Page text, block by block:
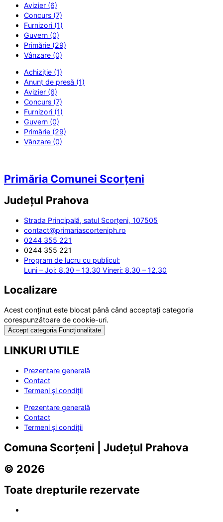
Avizier (6)
Concurs (7)
Furnizori (1)
Guvern (0)
Primărie (29)
Vânzare (0)
Achiziție (1)
Anunț de presă (1)
Avizier (6)
Concurs (7)
Furnizori (1)
Guvern (0)
Primărie (29)
Vânzare (0)
Primăria Comunei Scorțeni
Județul Prahova
Strada Principală, satul Scorțeni, 107505
contact@primariascorteniph.ro
0244 355 221
0244 355 221
Program de lucru cu publicul:
Luni – Joi: 8.30 – 13.30 Vineri: 8.30 – 12.30
Localizare
Acest conținut este blocat până când acceptați categoria
corespunzătoare de cookie-uri.
Accept categoria Funcționalitate
LINKURI UTILE
Prezentare generală
Contact
Termeni și condiții
Prezentare generală
Contact
Termeni și condiții
Comuna Scorțeni | Județul Prahova
© 2026
Toate drepturile rezervate